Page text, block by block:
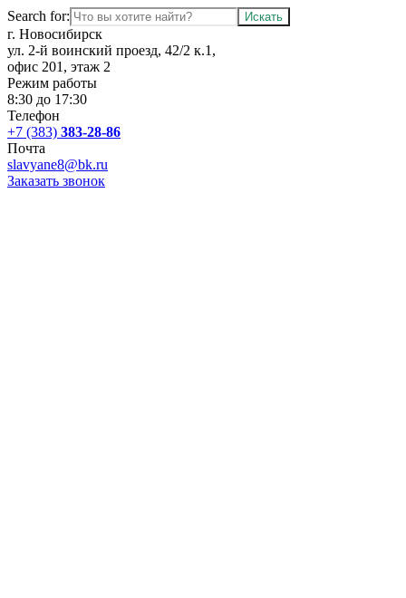
Search for:
г. Новосибирск
ул. 2-й воинский проезд, 42/2 к.1,
офис 201, этаж 2
Режим работы
8:30 до 17:30
Телефон
+7 (383) 383-28-86
Почта
slavyane8@bk.ru
Заказать звонок